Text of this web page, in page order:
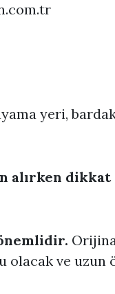
yeri,
alırken dikkat
olacak ve uzun